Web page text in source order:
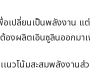
เปลี่ยนเป็นพลังงาน แ
ต้องผลิตเอินซูลินออกมา
นวโน้มสะสมพลังงานส่